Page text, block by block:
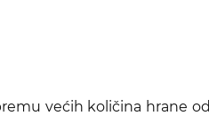
većih količina hrane